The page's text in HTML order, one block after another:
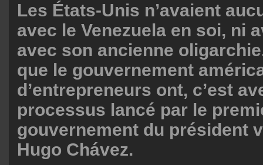
Les États-Unis n’avaient
avec le Venezuela en soi, ni
avec son ancienne
que le gouvernement
d’entrepreneurs ont, c’est
processus lancé par le
gouvernement du président
Hugo Chávez.